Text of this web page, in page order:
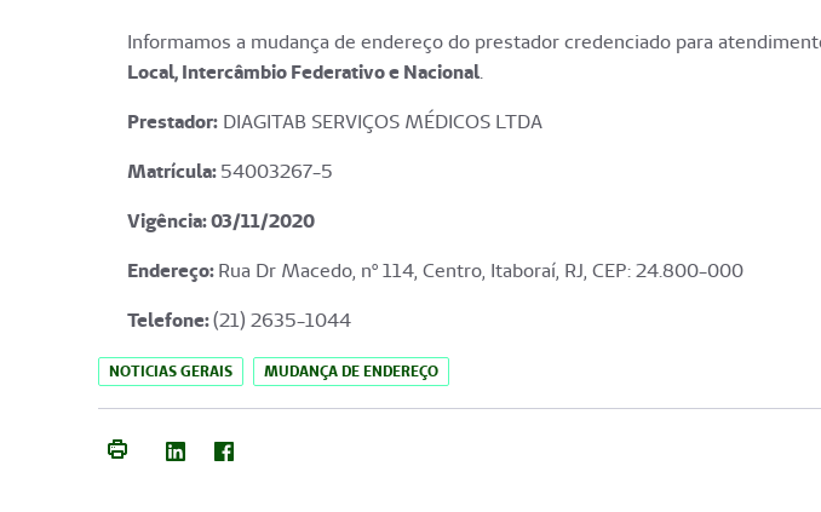
Informamos a mudança de endereço do prestador credenciado para
Local, Intercâmbio Federativo e Nacional.
Prestador: DIAGITAB SERVIÇOS MÉDICOS LTDA
Matrícula:54003267-5
Vigência: 03/11/2020
Endereço:Rua Dr Macedo, nº 114, Centro, Itaboraí, RJ, CEP: 24.800-000
Telefone:(21) 2635-1044
NOTICIAS GERAIS MUDANÇA DE ENDEREÇO